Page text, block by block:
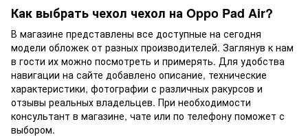
Как выбрать чехол чехол на Oppo Pad Air?
В магазине представлены все доступные на сегодня
модели обложек от разных производителей. Заглянув к нам
в гости их можно посмотреть и примерять. Для удобства
навигации на сайте добавлено описание, технические
характеристики, фотографии с различных ракурсов и
отзывы реальных владельцев. При необходимости
консультант в магазине, чате или по телефону поможет с
выбором.